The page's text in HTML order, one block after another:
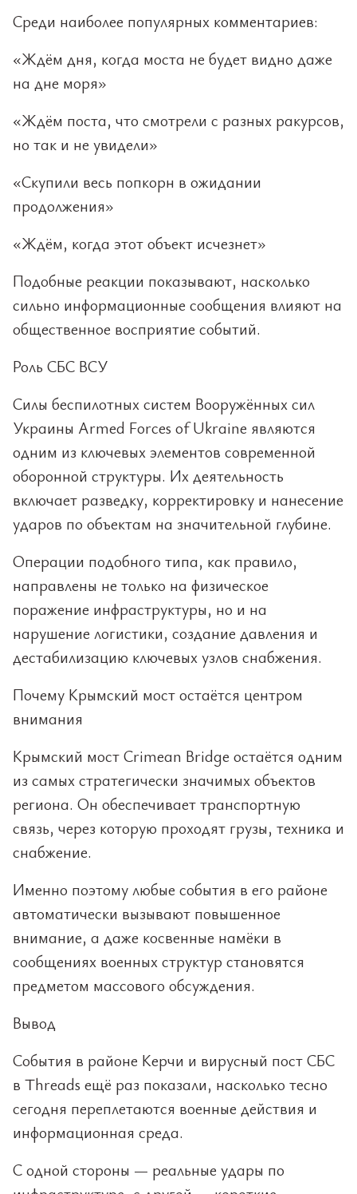
Среди наиболее популярных комментариев:
«Ждём дня, когда моста не будет видно даже
на дне моря»
«Ждём поста, что смотрели с разных ракурсов,
но так и не увидели»
«Скупили весь попкорн в ожидании
продолжения»
«Ждём, когда этот объект исчезнет»
Подобные реакции показывают, насколько
сильно информационные сообщения влияют на
общественное восприятие событий.
Роль СБС ВСУ
Силы беспилотных систем Вооружённых сил
Украины Armed Forces of Ukraine являются
одним из ключевых элементов современной
оборонной структуры. Их деятельность
включает разведку, корректировку и нанесение
ударов по объектам на значительной глубине.
Операции подобного типа, как правило,
направлены не только на физическое
поражение инфраструктуры, но и на
нарушение логистики, создание давления и
дестабилизацию ключевых узлов снабжения.
Почему Крымский мост остаётся центром
внимания
Крымский мост Crimean Bridge остаётся одним
из самых стратегически значимых объектов
региона. Он обеспечивает транспортную
связь, через которую проходят грузы, техника и
снабжение.
Именно поэтому любые события в его районе
автоматически вызывают повышенное
внимание, а даже косвенные намёки в
сообщениях военных структур становятся
предметом массового обсуждения.
Вывод
События в районе Керчи и вирусный пост СБС
в Threads ещё раз показали, насколько тесно
сегодня переплетаются военные действия и
информационная среда.
С одной стороны — реальные удары по